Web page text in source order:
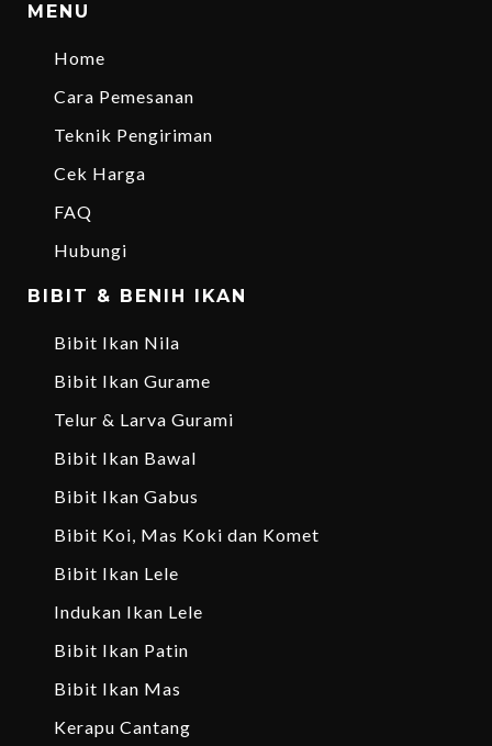
MENU
Home
Cara Pemesanan
Teknik Pengiriman
Cek Harga
FAQ
Hubungi
BIBIT & BENIH IKAN
Bibit Ikan Nila
Bibit Ikan Gurame
Telur & Larva Gurami
Bibit Ikan Bawal
Bibit Ikan Gabus
Bibit Koi, Mas Koki dan Komet
Bibit Ikan Lele
Indukan Ikan Lele
Bibit Ikan Patin
Bibit Ikan Mas
Kerapu Cantang